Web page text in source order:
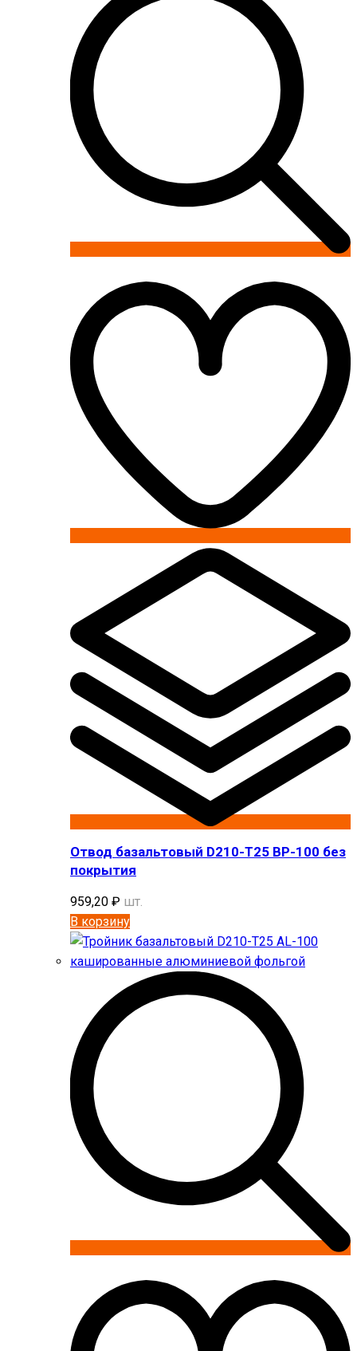
Отвод базальтовый D210-T25 BP-100 без
покрытия
959,20 ₽ шт.
В корзину